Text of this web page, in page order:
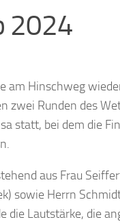
2024
am Hinschweg
zwei Runden des
statt, bei dem die
aus Frau
sowie Herrn
Lautstärke, die